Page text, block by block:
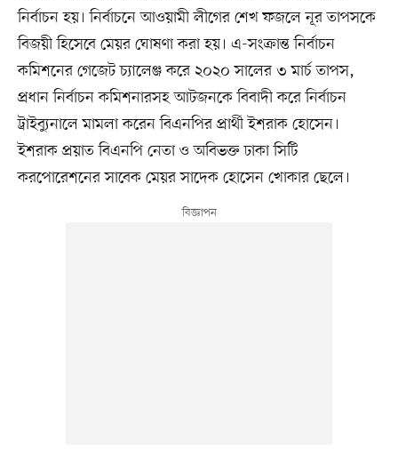
নির্বাচন হয়। নির্বাচনে আওয়ামী লীগের শেখ ফজলে নূর তাপসকে
বিজয়ী হিসেবে মেয়র ঘোষণা করা হয়। এ-সংক্রান্ত নির্বাচন
কমিশনের গেজেট চ্যালেঞ্জ করে ২০২০ সালের ৩ মার্চ তাপস,
প্রধান নির্বাচন কমিশনারসহ আটজনকে বিবাদী করে নির্বাচন
ট্রাইব্যুনালে মামলা করেন বিএনপির প্রার্থী ইশরাক হোসেন।
ইশরাক প্রয়াত বিএনপি নেতা ও অবিভক্ত ঢাকা সিটি
করপোরেশনের সাবেক মেয়র সাদেক হোসেন খোকার ছেলে।